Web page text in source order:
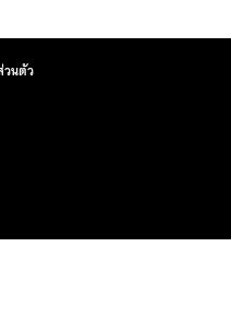
วนตัว